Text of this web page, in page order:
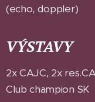
(echo, doppler)
VÝSTAVY
2x CAJC, 2x
Club champion SK